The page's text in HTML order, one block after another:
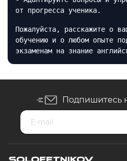
от прогресса ученика.
Пожалуйста, расскажите о
обучению и о любом опыте
экзаменам на знание
Подпишитесь